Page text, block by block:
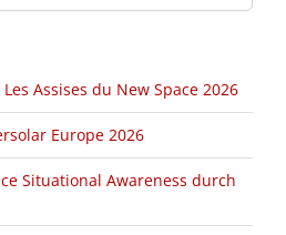
Assises du New Space 2026
Europe 2026
Situational Awareness durch